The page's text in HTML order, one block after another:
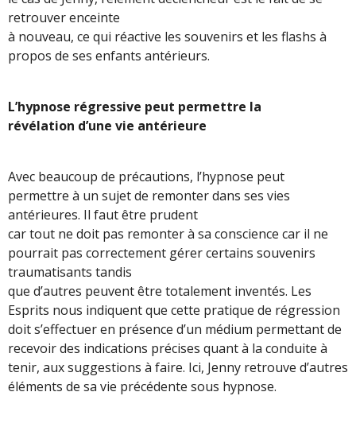
retrouver enceinte
à nouveau, ce qui réactive les souvenirs et les flashs à
propos de ses enfants antérieurs.
L’hypnose régressive peut permettre la
révélation d’une vie antérieure
Avec beaucoup de précautions, l’hypnose peut
permettre à un sujet de remonter dans ses vies
antérieures. Il faut être prudent
car tout ne doit pas remonter à sa conscience car il ne
pourrait pas correctement gérer certains souvenirs
traumatisants tandis
que d’autres peuvent être totalement inventés. Les
Esprits nous indiquent que cette pratique de régression
doit s’effectuer en présence d’un médium permettant de
recevoir des indications précises quant à la conduite à
tenir, aux suggestions à faire. Ici, Jenny retrouve d’autres
éléments de sa vie précédente sous hypnose.